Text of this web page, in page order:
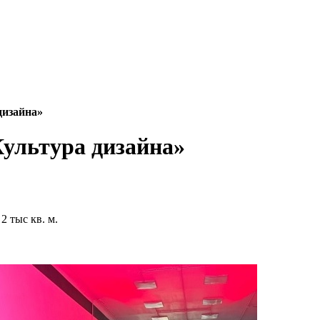
дизайна»
тыс кв. м.